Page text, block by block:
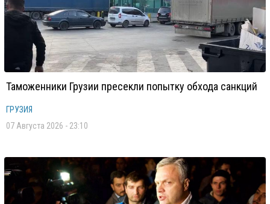
Таможенники Грузии пресекли попытку обхода санкций
ГРУЗИЯ
07 Августа 2026 - 23:10